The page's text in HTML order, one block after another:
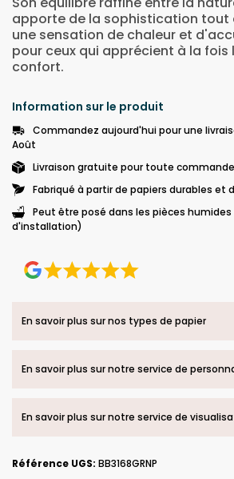
apporte de la sophistication tout
une sensation de chaleur et
pour ceux qui apprécient à la fois
confort.
Information sur le produit
Commandez aujourd'hui pour une
Août
Livraison gratuite pour toute
Fabriqué à partir de papiers durables et
Peut être posé dans les pièces humides
d'installation)
En savoir plus sur nos types de papier
En savoir plus sur notre service de
En savoir plus sur notre service de
Référence UGS: BB3168GRNP